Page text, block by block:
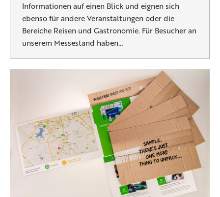
Informationen auf einen Blick und eignen sich
ebenso für andere Veranstaltungen oder die
Bereiche Reisen und Gastronomie. Für Besucher an
unserem Messestand haben…